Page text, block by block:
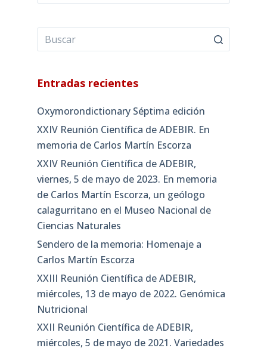
Entradas recientes
Oxymorondictionary Séptima edición
XXIV Reunión Científica de ADEBIR. En
memoria de Carlos Martín Escorza
XXIV Reunión Científica de ADEBIR,
viernes, 5 de mayo de 2023. En memoria
de Carlos Martín Escorza, un geólogo
calagurritano en el Museo Nacional de
Ciencias Naturales
Sendero de la memoria: Homenaje a
Carlos Martín Escorza
XXIII Reunión Científica de ADEBIR,
miércoles, 13 de mayo de 2022. Genómica
Nutricional
XXII Reunión Científica de ADEBIR,
miércoles, 5 de mayo de 2021. Variedades